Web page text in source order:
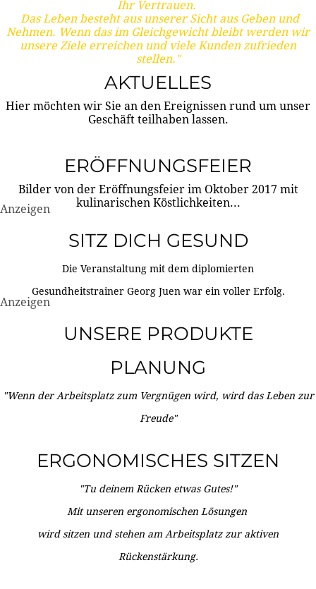
Ihr Vertrauen.
Das Leben besteht aus unserer Sicht aus Geben und
Nehmen. Wenn das im Gleichgewicht bleibt werden wir
unsere Ziele erreichen und viele Kunden zufrieden
stellen."
AKTUELLES
Hier möchten wir Sie an den Ereignissen rund um unser
Geschäft teilhaben lassen.
ERÖFFNUNGSFEIER
Bilder von der Eröffnungsfeier im Oktober 2017 mit
kulinarischen Köstlichkeiten...
Anzeigen
SITZ DICH GESUND
Die Veranstaltung mit dem diplomierten
Gesundheitstrainer Georg Juen war ein voller Erfolg.
Anzeigen
UNSERE PRODUKTE
PLANUNG
"Wenn der Arbeitsplatz zum Vergnügen wird, wird das Leben zur
Freude"
ERGONOMISCHES SITZEN
"Tu deinem Rücken etwas Gutes!"
Mit unseren ergonomischen Lösungen
wird sitzen und stehen am Arbeitsplatz zur aktiven
Rückenstärkung.